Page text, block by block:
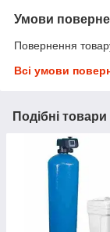
Умови
Повернення
Всі умови
Подібні товари